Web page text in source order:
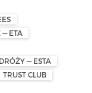
— ETA
— ESTA
TRUST CLUB